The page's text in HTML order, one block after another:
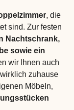
, die
sind. Zur festen
Nachtschrank,
sowie ein
wir Ihnen auch
zuhause
Möbeln,